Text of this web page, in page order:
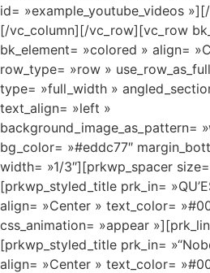
id= »example_youtube_videos
[/vc_column][/vc_row][vc_row
bk_element= »colored » align=
row_type= »row »
type= »full_width »
text_align= »left »
background_image_as_pattern=
bg_color= »#eddc77″
width= »1/3″][prkwp_spacer
[prkwp_styled_title prk_in=
align= »Center » text_color=
css_animation= »appear
[prkwp_styled_title prk_in=
align= »Center » text_color=